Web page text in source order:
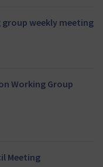
weekly meeting
Working Group
Meeting